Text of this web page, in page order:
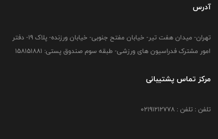
آدرس
تهران- میدان هفت تیر- خیابان مفتح جنوبی- خیابان ورزنده- پلاک 19- دفتر
امور مشترک فدراسیون های ورزشی- طبقه سوم صندوق پستی: 158151881
مرکز تماس پشتیبانی
تلفن : تلفن : 02191212778